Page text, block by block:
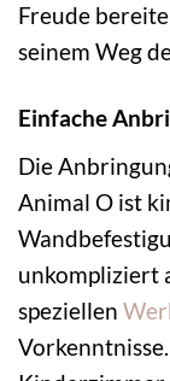
Freude
seinem Weg
Einfache
Die
Animal O ist
unkompliziert
speziellen